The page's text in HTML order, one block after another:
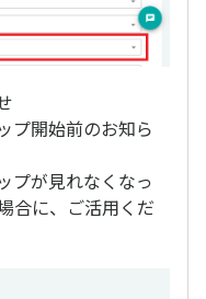
プ開始前のお知ら
プが見れなくなっ
合に、ご活用くだ